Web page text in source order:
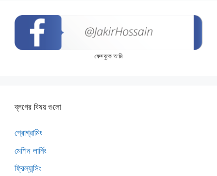
ফেসবুকে আমি
ব্লগের বিষয় গুলো
প্রোগ্রামিং
মেশিন লার্নিং
ফ্রিল্যান্সিং